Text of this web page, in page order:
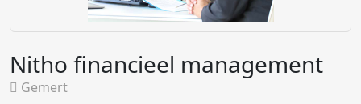
Nitho financieel management
Gemert